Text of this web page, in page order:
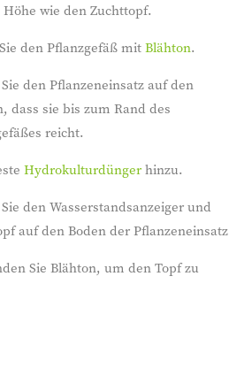
Höhe wie den Zuchttopf.
den Pflanzgefäß mitBlähton.
den Pflanzeneinsatz auf den
dass sie bis zum Rand des
reicht.
Hydrokulturdüngerhinzu.
den Wasserstandsanzeiger und
auf den Boden der Pflanzeneinsatz
Sie Blähton, um den Topf zu